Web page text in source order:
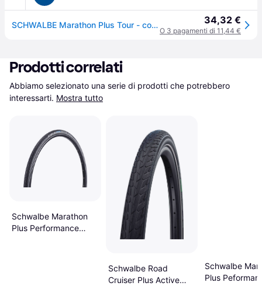
SCHWALBE Marathon Plus Tour - copertone city/ibrido 34,32 €
O 3 pagamenti di 11,44 €
Prodotti correlati
Abbiamo selezionato una serie di prodotti che potrebbero
interessarti. Mostra tutto
Schwalbe Marathon
Plus Performance
Schwalbe Road
Cruiser Plus Active
Schwalbe
Plus